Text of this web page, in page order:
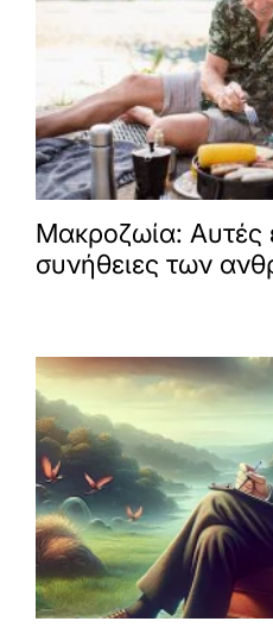
Μακροζωία: Αυτές
συνήθειες των